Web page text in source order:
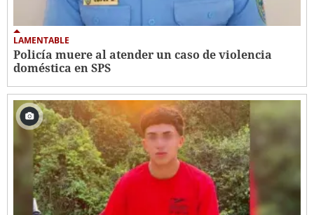
LAMENTABLE
Policía muere al atender un caso de violencia
doméstica en SPS